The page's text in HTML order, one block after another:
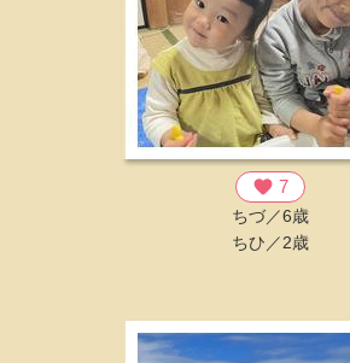
favorite 7
ちづ／6歳
ちひ／2歳